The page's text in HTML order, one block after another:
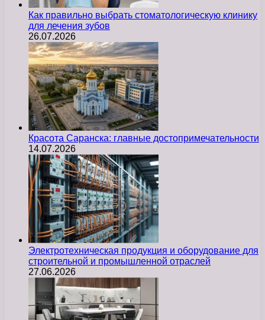
Как правильно выбрать стоматологическую клинику
для лечения зубов
26.07.2026
Красота Саранска: главные достопримечательности
14.07.2026
Электротехническая продукция и оборудование для
строительной и промышленной отраслей
27.06.2026